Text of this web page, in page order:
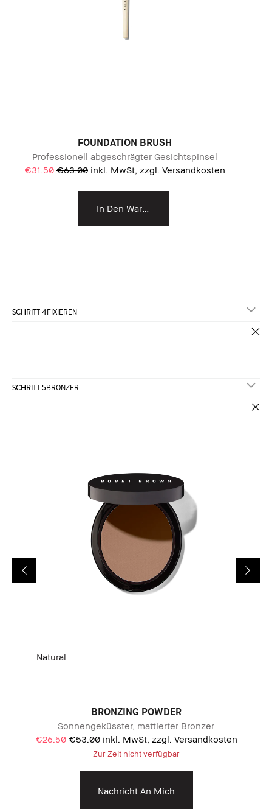
FOUNDATION BRUSH
Professionell abgeschrägter Gesichtspinsel
€31.50 €63.00 inkl. MwSt, zzgl. Versandkosten
In Den Warenkorb
SCHRITT 4FIXIEREN
SCHRITT 5BRONZER
Natural
BRONZING POWDER
Sonnengeküsster, mattierter Bronzer
€26.50 €53.00 inkl. MwSt, zzgl. Versandkosten
Zur Zeit nicht verfügbar
Nachricht An Mich